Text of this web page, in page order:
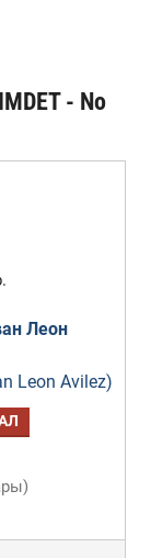
- No
Леон
Leon Avilez)
)